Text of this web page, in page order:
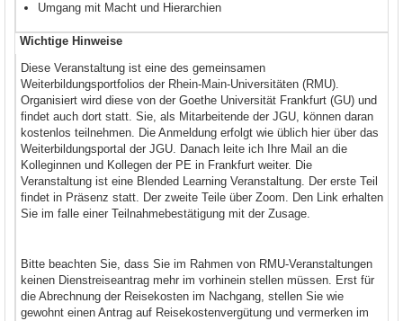
Umgang mit Macht und Hierarchien
Wichtige Hinweise
Diese Veranstaltung ist eine des gemeinsamen
Weiterbildungsportfolios der Rhein-Main-Universitäten (RMU).
Organisiert wird diese von der Goethe Universität Frankfurt (GU) und
findet auch dort statt. Sie, als Mitarbeitende der JGU, können daran
kostenlos teilnehmen. Die Anmeldung erfolgt wie üblich hier über das
Weiterbildungsportal der JGU. Danach leite ich Ihre Mail an die
Kolleginnen und Kollegen der PE in Frankfurt weiter. Die
Veranstaltung ist eine Blended Learning Veranstaltung. Der erste Teil
findet in Präsenz statt. Der zweite Teile über Zoom. Den Link erhalten
Sie im falle einer Teilnahmebestätigung mit der Zusage.
Bitte beachten Sie, dass Sie im Rahmen von RMU-Veranstaltungen
keinen Dienstreiseantrag mehr im vorhinein stellen müssen. Erst für
die Abrechnung der Reisekosten im Nachgang, stellen Sie wie
gewohnt einen Antrag auf Reisekostenvergütung und vermerken im